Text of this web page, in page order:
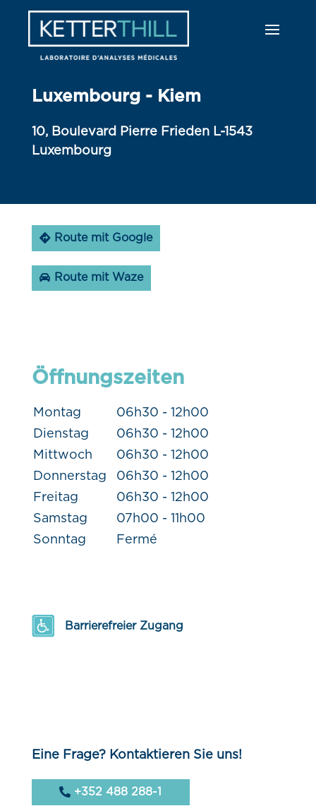
Luxembourg - Kiem
10, Boulevard Pierre Frieden L-1543
Luxembourg
Route mit Google
Route mit Waze
Öffnungszeiten
Montag
06h30 - 12h00
Dienstag
06h30 - 12h00
Mittwoch
06h30 - 12h00
Donnerstag
06h30 - 12h00
Freitag
06h30 - 12h00
Samstag
07h00 - 11h00
Sonntag
Fermé
Barrierefreier Zugang
Eine Frage? Kontaktieren Sie uns!
+352 488 288-1